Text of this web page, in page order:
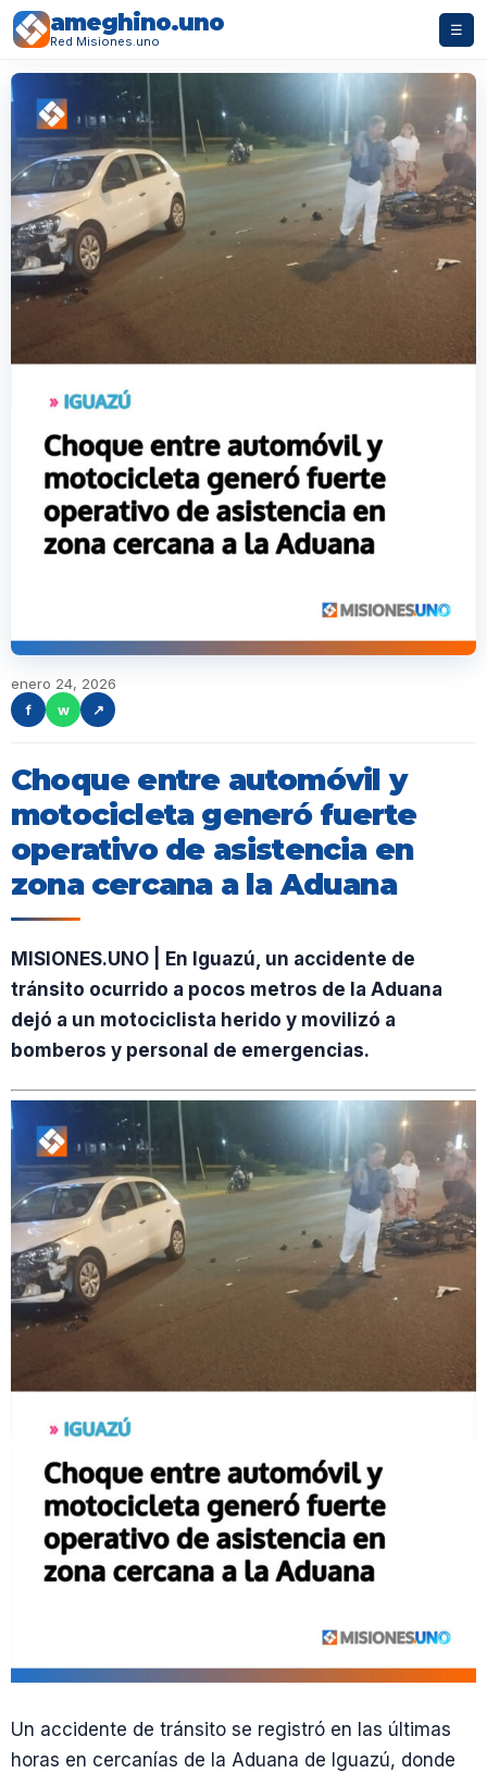
ameghino.uno
Red Misiones.uno
☰
enero 24, 2026
f
w ↗
Choque entre automóvil y
motocicleta generó fuerte
operativo de asistencia en
zona cercana a la Aduana
MISIONES.UNO | En Iguazú, un accidente de
tránsito ocurrido a pocos metros de la Aduana
dejó a un motociclista herido y movilizó a
bomberos y personal de emergencias.
Un accidente de tránsito se registró en las últimas
horas en cercanías de la Aduana de Iguazú, donde